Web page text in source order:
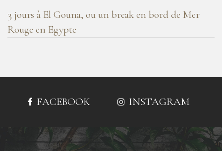
3 jours à El Gouna, ou un break en bord de Mer
Rouge en Egypte
FACEBOOK INSTAGRAM